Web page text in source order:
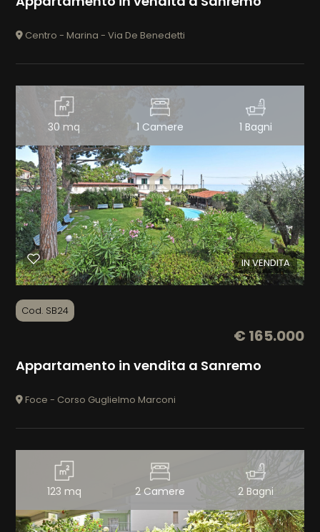
Centro - Marina - Via De Benedetti
30 mq 1 Camere 1 Bagni
IN VENDITA
Cod. SB24
€ 165.000
Appartamento in vendita a Sanremo
Foce - Corso Guglielmo Marconi
123 mq 2 Camere 2 Bagni
minime
Qualsiasi
1
2
3
4
5
Altre
opzioni
-
multiscelta